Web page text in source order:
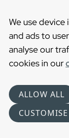
We use
and ads to
analyse our
cookies in our
ALLOW ALL
CUSTOMISE
Nupp K7